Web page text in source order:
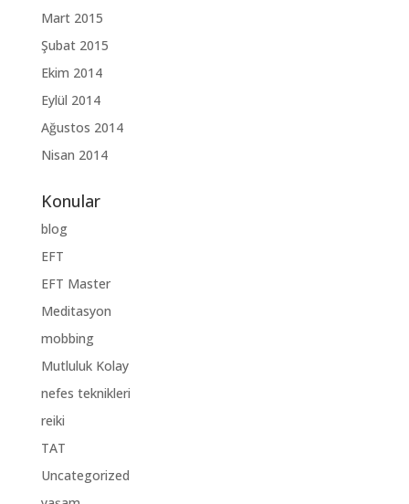
Mart 2015
Şubat 2015
Ekim 2014
Eylül 2014
Ağustos 2014
Nisan 2014
Konular
blog
EFT
EFT Master
Meditasyon
mobbing
Mutluluk Kolay
nefes teknikleri
reiki
TAT
Uncategorized